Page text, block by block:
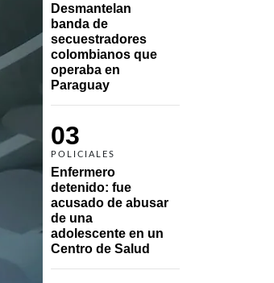
Desmantelan
banda de
secuestradores
colombianos que
operaba en
Paraguay
03
POLICIALES
Enfermero
detenido: fue
acusado de abusar
de una
adolescente en un
Centro de Salud